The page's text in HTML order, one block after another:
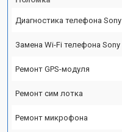
Диагностика телефона Sony
Замена Wi-Fi телефона Sony
Ремонт GPS-модуля
Ремонт сим лотка
Ремонт микрофона